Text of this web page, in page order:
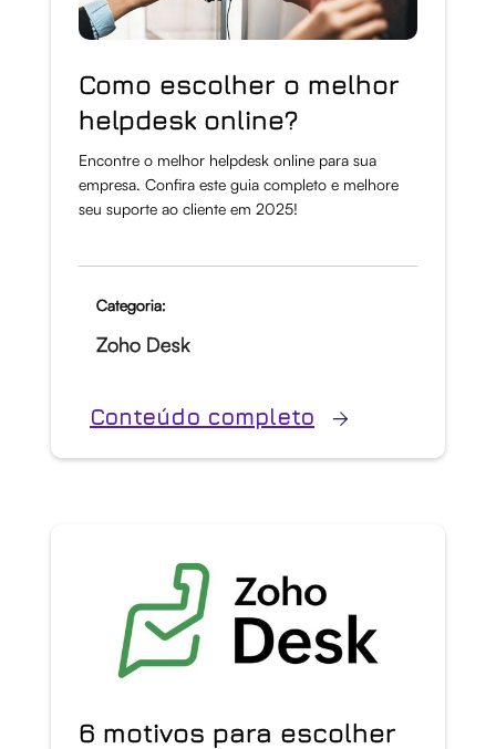
Como escolher o melhor
helpdesk online?
Encontre o melhor helpdesk online para sua
empresa. Confira este guia completo e melhore
seu suporte ao cliente em 2025!
Categoria:
Zoho Desk
Conteúdo completo
6 motivos para escolher